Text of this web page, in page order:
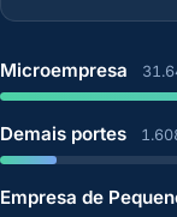
Microempresa
Demais portes
Empresa de